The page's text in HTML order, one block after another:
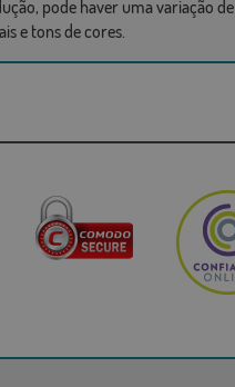
pode haver uma variação de
e tons de cores.